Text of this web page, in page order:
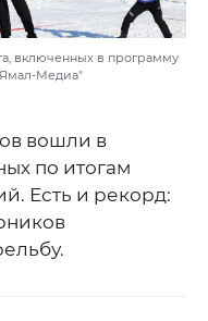
включенных в программу
Медиа"
вошли в
по итогам
Есть и рекорд: